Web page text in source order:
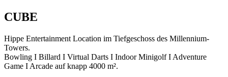
CUBE
Hippe Entertainment Location im Tiefgeschoss des Millennium-
Towers.
Bowling I Billard I Virtual Darts I Indoor Minigolf I Adventure
Game I Arcade auf knapp 4000 m².